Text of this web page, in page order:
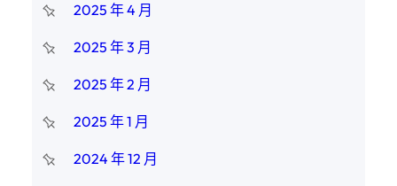
2025 年 4 月
2025 年 3 月
2025 年 2 月
2025 年 1 月
2024 年 12 月